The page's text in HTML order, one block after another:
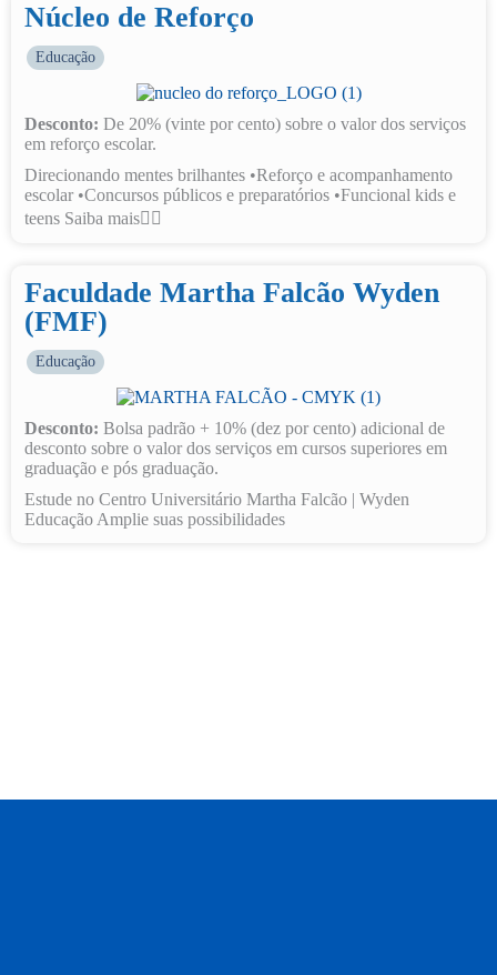
Núcleo de Reforço
Educação
Desconto: De 20% (vinte por cento) sobre o valor dos serviços
em reforço escolar.
Direcionando mentes brilhantes •Reforço e acompanhamento
escolar •Concursos públicos e preparatórios •Funcional kids e
teens Saiba mais👇🏽
Faculdade Martha Falcão Wyden
(FMF)
Educação
Desconto: Bolsa padrão + 10% (dez por cento) adicional de
desconto sobre o valor dos serviços em cursos superiores em
graduação e pós graduação.
Estude no Centro Universitário Martha Falcão | Wyden
Educação Amplie suas possibilidades